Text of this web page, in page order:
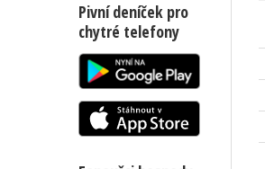
Pivní deníček pro
chytré telefony